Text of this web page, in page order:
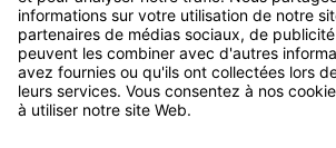
Entreprise
À propos d' HUBTEX
À propos d' HUBTEX France